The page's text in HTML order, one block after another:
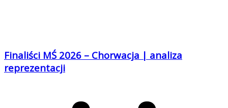
Finaliści MŚ 2026 – Chorwacja | analiza
reprezentacji